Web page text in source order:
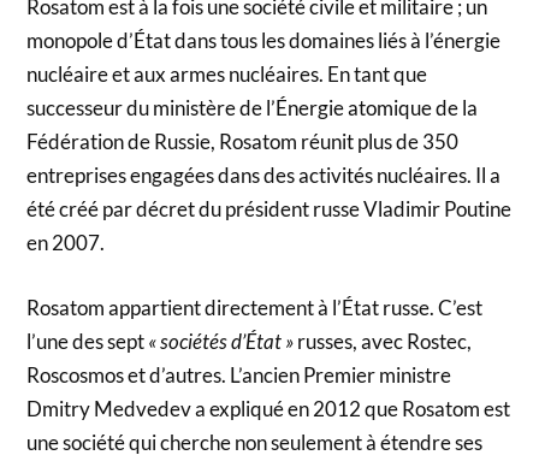
Rosatom est à la fois une société civile et militaire ; un
monopole d’État dans tous les domaines liés à l’énergie
nucléaire et aux armes nucléaires. En tant que
successeur du ministère de l’Énergie atomique de la
Fédération de Russie, Rosatom réunit plus de 350
entreprises engagées dans des activités nucléaires. Il a
été créé par décret du président russe Vladimir Poutine
en 2007.
Rosatom appartient directement à l’État russe. C’est
l’une des sept« sociétés d’État »russes, avec Rostec,
Roscosmos et d’autres. L’ancien Premier ministre
Dmitry Medvedev a expliqué en 2012 que Rosatom est
une société qui cherche non seulement à étendre ses